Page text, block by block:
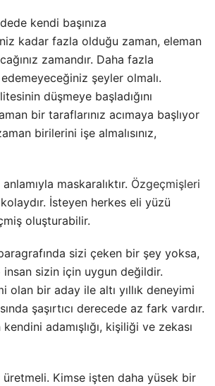
kendi başınıza
kadar fazla olduğu zaman, eleman
zamandır. Daha fazla
şeyler olmalı.
düşmeye başladığını
bir taraflarınız acımaya başlıyor
birilerini işe almalısınız,
maskaralıktır. Özgeçmişleri
İsteyen herkes eli yüzü
oluşturabilir.
sizi çeken bir şey yoksa,
sizin için uygun değildir.
olan bir aday ile altı yıllık deneyimi
şaşırtıcı derecede az fark vardır.
kendini adamışlığı, kişiliği ve zekası
Kimse işten daha yüsek bir